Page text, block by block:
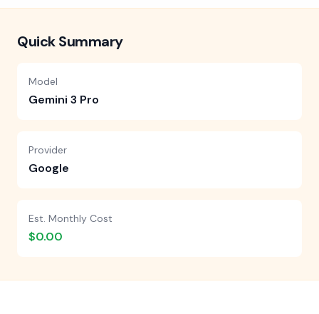
Quick Summary
Model
Gemini 3 Pro
Provider
Google
Est. Monthly Cost
$0.00